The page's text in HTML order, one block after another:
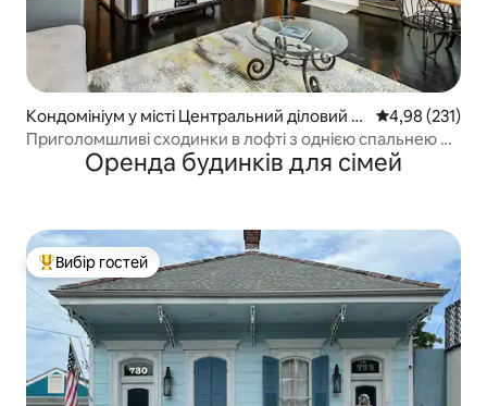
Кондомініум у місті Центральний діловий р
айон
Середня
4,98 (231)
Приголомшливі сходинки в лофті з однією спальнею до
Французького кварталу
Оренда будинків для сімей
Топ вибір гостей
Вибір гостей